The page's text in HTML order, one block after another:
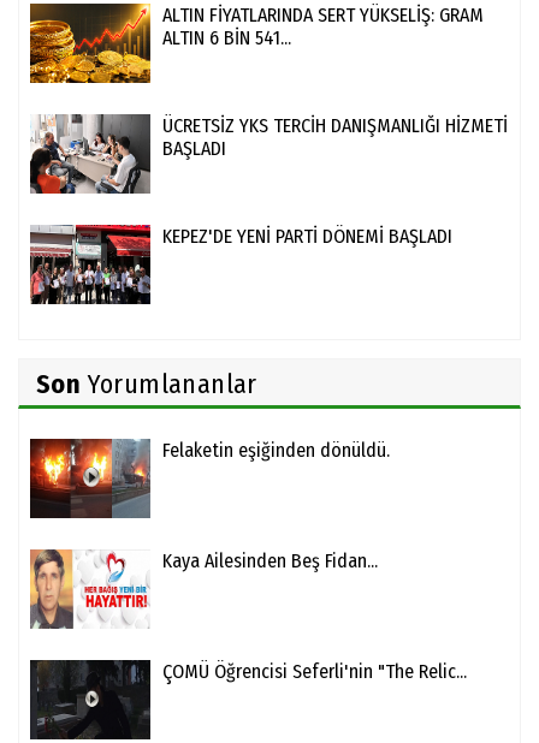
ALTIN FİYATLARINDA SERT YÜKSELİŞ: GRAM
ALTIN 6 BİN 541...
ÜCRETSİZ YKS TERCİH DANIŞMANLIĞI HİZMETİ
BAŞLADI
KEPEZ'DE YENİ PARTİ DÖNEMİ BAŞLADI
Son Yorumlananlar
Felaketin eşiğinden dönüldü.
Kaya Ailesinden Beş Fidan...
ÇOMÜ Öğrencisi Seferli'nin "The Relic...